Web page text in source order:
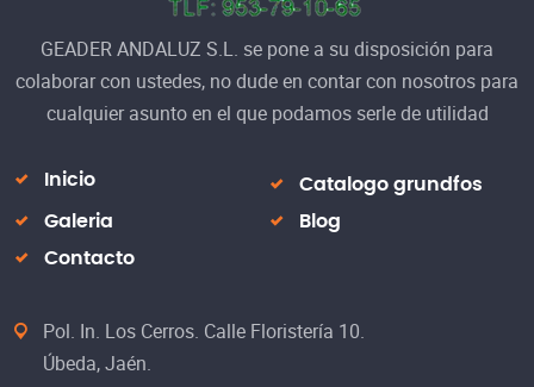
GEADER ANDALUZ S.L. se pone a su disposición para
colaborar con ustedes, no dude en contar con nosotros para
cualquier asunto en el que podamos serle de utilidad
Inicio
Catalogo grundfos
Galeria
Blog
Contacto
Pol. In. Los Cerros. Calle Floristería 10.
Úbeda, Jaén.